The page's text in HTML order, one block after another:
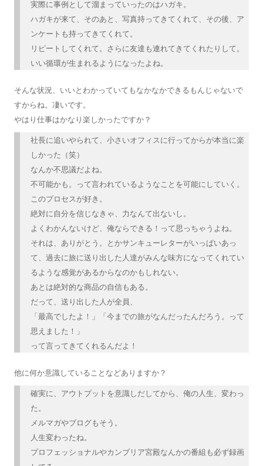
実際に事例として溜まっていったのはハガキ。
ハガキが来て、そのあと、写真持ってきてくれて、その後、ア
ンケートも持ってきてくれて。
リピートしてくれて。さらに友達も連れてきてくれたりして。
いい循環が生まれるようになったよね。
そんな状況、いいとわかっていてもなかなかできるもんじゃないで
すからね。凄いです。
やはり仕事はかなり楽しかったですか？
社長に追いやられて、小さいオフィスに行ってからが本当に楽
しかった（笑）
なんか不思議だよね。
不可能かも。って言われているようなことを可能にしていく。
このプロセスが好き。
絶対に自分を信じなきゃ、力なんて出ないし。
よくわかんないけど、俺ならできる！って思っちゃうよね。
それは、ありがとう。とかサンキューレターがいっぱいあっ
て、過去に旅に送り出した人達がみんな味方になってくれてい
るような感覚があるからなのかもしれない。
あとは絶対的な商品の自信もある。
だって、送り出した人が全員、
「最高でしたよ！」「今までの旅がなんだったんだろう。って
思えました！」
って言ってきてくれるんだよ！
他に何か意識していることなどありますか？
確実に、アウトプットを意識しだしてから、俺の人生、変わっ
た。
メルマガやブログもそう。
人生変わったね。
プロフェッショナルやカンブリア宮殿なんかの番組も必ず録画